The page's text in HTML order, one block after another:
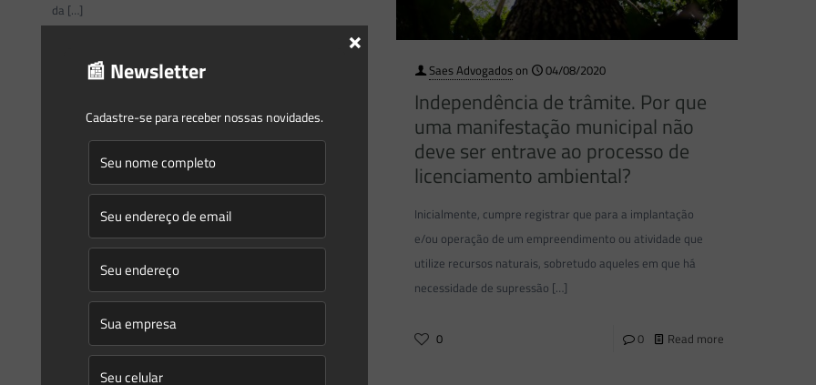
da […]
Saes Advogadoson 04/08/2020
Independência de trâmite. Por que
uma manifestação municipal não
deve ser entrave ao processo de
licenciamento ambiental?
Inicialmente, cumpre registrar que para a implantação
e/ou operação de um empreendimento ou atividade que
utilize recursos naturais, sobretudo aqueles em que há
necessidade de supressão […]
0 0 Read more
📰 Newsletter
Cadastre-se para receber nossas novidades.
×